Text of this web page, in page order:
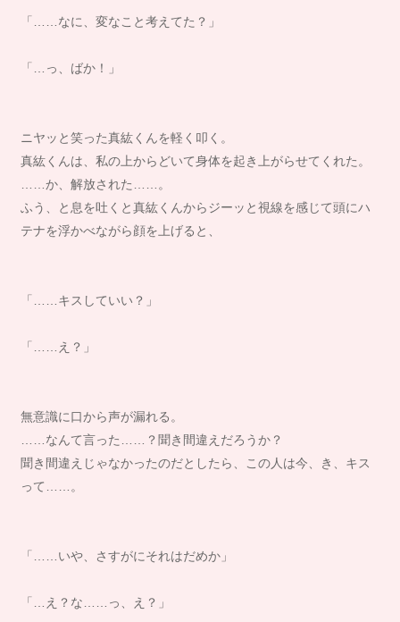
「……なに、変なこと考えてた？」
「…っ、ばか！」
ニヤッと笑った真紘くんを軽く叩く。
真紘くんは、私の上からどいて身体を起き上がらせてくれた。
……か、解放された……。
ふう、と息を吐くと真紘くんからジーッと視線を感じて頭にハ
テナを浮かべながら顔を上げると、
「……キスしていい？」
「……え？」
無意識に口から声が漏れる。
……なんて言った……？聞き間違えだろうか？
聞き間違えじゃなかったのだとしたら、この人は今、き、キス
って……。
「……いや、さすがにそれはだめか」
「…え？な……っ、え？」